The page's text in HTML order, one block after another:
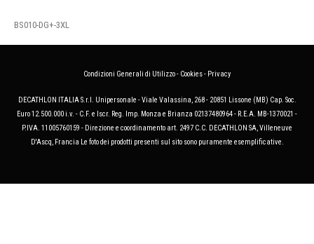
BS010-DG+-3XL
Condizioni Generali di Utilizzo- Cookies- Privacy
DECATHLON ITALIA S.r.l. Unipersonale - Viale Valassina, 268 - 20851 Lissone (MB) Cap. Soc.
Euro 12.500.000 i.v. - C.F. e Iscr. Reg. Imp. Monza e Brianza 02137480964 - R.E.A. MB-1370021 -
P.IVA. 11005760159 - Direzione e coordinamento art. 2497 C.C. DECATHLON SA, Villeneuve
D'Ascq, Francia Le foto dei prodotti presenti sul sito sono puramente esemplificative.